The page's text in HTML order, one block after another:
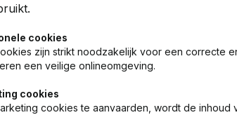
cookies
zijn strikt noodzakelijk voor een correcte
een veilige onlineomgeving.
cookies
cookies te aanvaarden, wordt de